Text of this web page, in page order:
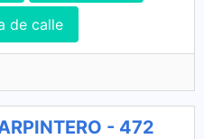
de calle
- 472